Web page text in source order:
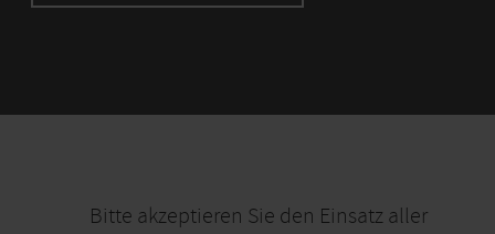
Bitte akzeptieren Sie den Einsatz aller